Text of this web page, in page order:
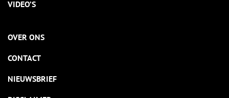
VIDEO’S
OVER ONS
CONTACT
NIEUWSBRIEF